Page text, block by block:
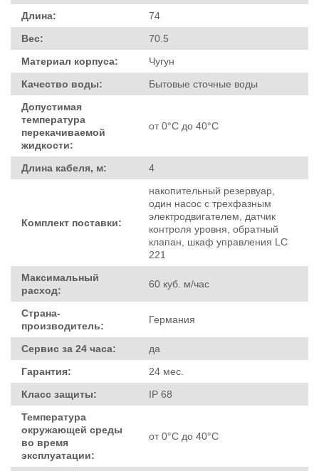
Длина:
74
Вес:
70.5
Материал корпуса:
Чугун
Качество воды:
Бытовые сточные воды
Допустимая
температура
перекачиваемой
жидкости:
от 0°C до 40°C
Длина кабеля, м: 4
Комплект поставки:
накопительный резервуар,
один насос с трехфазным
электродвигателем, датчик
контроля уровня, обратный
клапан, шкаф управления LC
221
Максимальный
расход:
60 куб. м/час
Страна-
производитель:
Германия
Сервис за 24 часа:
да
Гарантия:
24 мес.
Класс защиты:
IP 68
Температура
окружающей среды
во время
эксплуатации:
от 0°C до 40°C